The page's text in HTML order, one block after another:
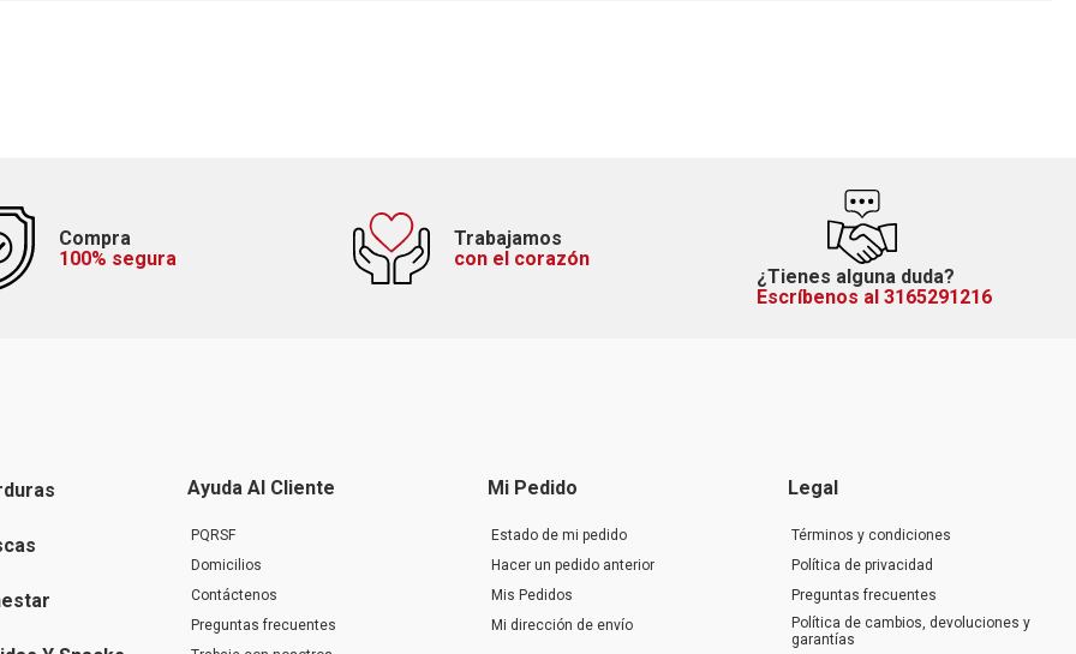
Compra
100% segura
Trabajamos
con el corazón
¿Tienes alguna duda?
Escríbenos al 3165291216
Ayuda Al Cliente
PQRSF
Domicilios
Contáctenos
Preguntas frecuentes
Mi Pedido
Estado de mi pedido
Hacer un pedido anterior
Mis Pedidos
Mi dirección de envío
Legal
Términos y condiciones
Política de privacidad
Preguntas frecuentes
Política de cambios, devoluciones y
garantías